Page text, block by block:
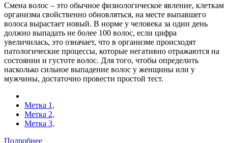
Смена волос – это обычное физиологическое явление, клеткам
организма свойственно обновляться, на месте выпавшего
волоса вырастает новый. В норме у человека за один день
должно выпадать не более 100 волос, если цифра
увеличилась, это означает, что в организме происходят
патологические процессы, которые негативно отражаются на
состоянии и густоте волос. Для того, чтобы определить
насколько сильное выпадение волос у женщины или у
мужчины, достаточно провести простой тест.
Метка 1,
Метка 2,
Метка 3,
Подробнее